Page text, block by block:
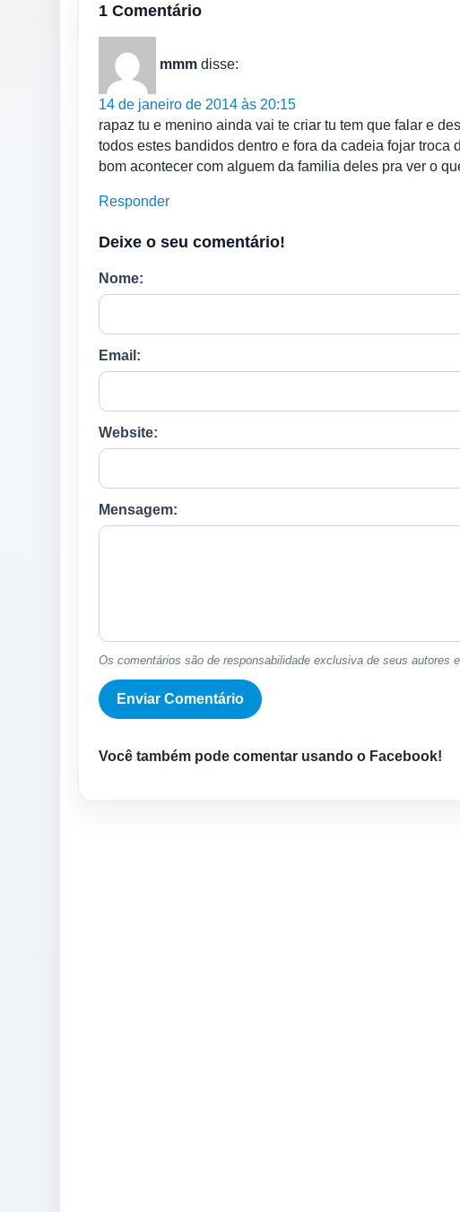
1 Comentário
mmm disse:
14 de janeiro de 2014 às 20:15
rapaz tu e menino ainda vai te criar tu tem que falar e
todos estes bandidos dentro e fora da cadeia fojar
bom acontecer com alguem da familia deles pra ver o
Responder
Deixe o seu comentário!
Nome:
Email:
Website:
Mensagem:
Os comentários são de responsabilidade exclusiva de seus autores
Você também pode comentar usando o Facebook!